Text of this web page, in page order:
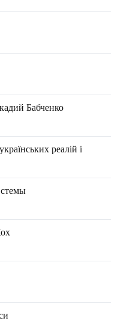
Бабченко
реалій і